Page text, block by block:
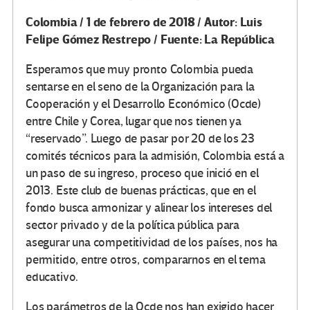
Colombia / 1 de febrero de 2018 / Autor: Luis
Felipe Gómez Restrepo / Fuente: La República
Esperamos que muy pronto Colombia pueda
sentarse en el seno de la Organización para la
Cooperación y el Desarrollo Económico (Ocde)
entre Chile y Corea, lugar que nos tienen ya
“reservado”. Luego de pasar por 20 de los 23
comités técnicos para la admisión, Colombia está a
un paso de su ingreso, proceso que inició en el
2013. Este club de buenas prácticas, que en el
fondo busca armonizar y alinear los intereses del
sector privado y de la política pública para
asegurar una competitividad de los países, nos ha
permitido, entre otros, compararnos en el tema
educativo.
Los parámetros de la Ocde nos han exigido hacer